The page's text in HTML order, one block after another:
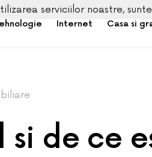
Internet Casa si
si de ce
serviciilor noastre,